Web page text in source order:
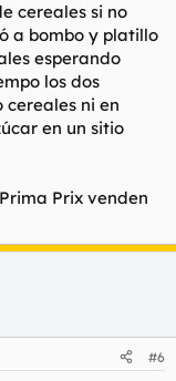
cereales si no
a bombo y platillo
esperando
los dos
cereales ni en
en un sitio
Prix venden
#6